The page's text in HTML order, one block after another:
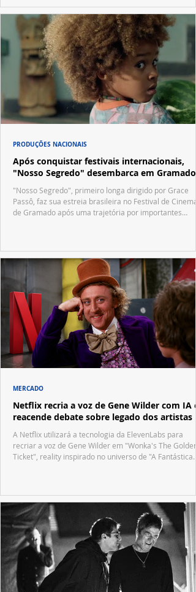
Após conquistar festivais internacionais,
"Nosso Segredo" desembarca em Gramado
"Nosso Segredo", primeiro longa dirigido por Grace
Passô, faz sua estreia brasileira no Festival de Cinema
de Gramado após uma trajetória por importantes
PRODUÇÕES NACIONAIS
Netflix recria a voz de Gene Wilder com IA e
reacende debate sobre legado dos artistas
A Netflix utilizará a tecnologia da ElevenLabs para
recriar a voz de Gene Wilder em "Wonka's The Golden
Ticket", reality inspirado no universo de "A Fantástica
MERCADO